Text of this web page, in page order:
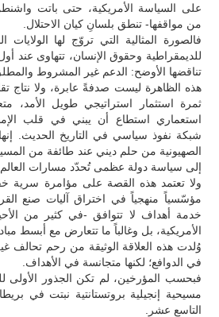
على السياسة الأمريكية، حتى باتت
من مواقفها- تنطق بلسانِ كيان الاحتلال.
فالصورة المثالية التي تروّج لها
للديمقراطية وحقوق الإنسان، تتهاوى عند
تناقضها الأوضح: الدعم غير المشروط والمطلق
هذه الظاهرة ليست صدفةً عابرة، ولا
ثمرة استثمار استراتيجي طويل الأمد،
استعماري استطاع أن يبني في قلب
شبكة نفوذ سياسي في التاريخ الحديث.
الصهيونية من حلم ديني عند طائفة من
إلى سياسة دولة عظمى تُحدّد مسارات العالم.
ولا تعتمد هذه القصة على مؤامرة سرية
مؤسّسياً منهجياً في اختراق آليات صنع
خدمة أهداف لا تتوافق -في كثير من
الأمريكية، بل وغالباً ما تتعارض مع أبسط
وُلدت هذه العلاقة الوثيقة من رحم تحالف
في الدوافع؛ لكنها متجانسة في الأهداف.
فبحسب المؤرخين، لم تكن الجذور الأولى
مسيحية إنجيلية بروتستانتية نبتت في
التاسع عشر.